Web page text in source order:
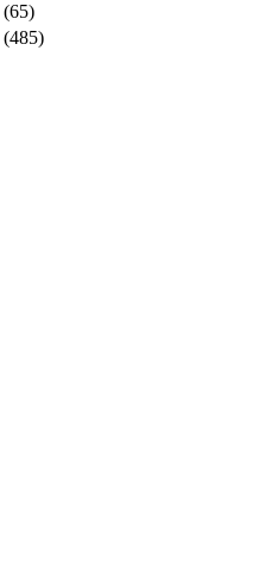
(65)
(485)